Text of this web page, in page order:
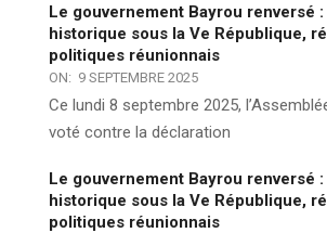
Le gouvernement Bayrou renversé
historique sous la Ve République,
politiques réunionnais
ON: 9 SEPTEMBRE 2025
Ce lundi 8 septembre 2025,
voté contre la déclaration
Le gouvernement Bayrou renversé
historique sous la Ve République,
politiques réunionnais